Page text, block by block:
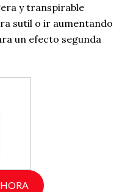
y transpirable
sutil o ir aumentando
un efecto segunda